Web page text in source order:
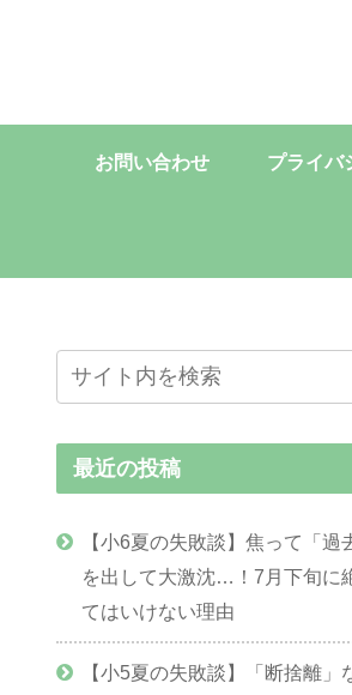
お問い合わせ プライバ
最近の投稿
【小6夏の失敗談】焦って「過
を出して大激沈…！7月下旬に
てはいけない理由
【小5夏の失敗談】「断捨離」